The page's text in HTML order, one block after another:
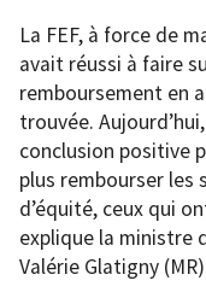
La FEF, à force de
avait réussi à faire
remboursement en
trouvée.
conclusion positive
plus rembourser les
d’équité, ceux qui
explique la ministre
Valérie Glatigny